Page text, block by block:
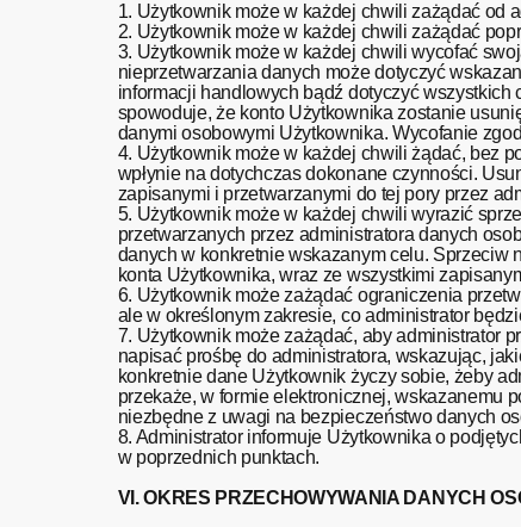
1. Użytkownik może w każdej chwili zażądać od
2. Użytkownik może w każdej chwili zażądać
3. Użytkownik może w każdej chwili wycofać
nieprzetwarzania danych może dotyczyć
informacji handlowych bądź dotyczyć
spowoduje, że konto Użytkownika zostanie
danymi osobowymi Użytkownika. Wycofanie
4. Użytkownik może w każdej chwili żądać, bez
wpłynie na dotychczas dokonane czynności.
zapisanymi i przetwarzanymi do tej pory przez
5. Użytkownik może w każdej chwili wyrazić
przetwarzanych przez administratora danych
danych w konkretnie wskazanym celu. Sprzeciw
konta Użytkownika, wraz ze wszystkimi
6. Użytkownik może zażądać ograniczenia
ale w określonym zakresie, co administrator
7. Użytkownik może zażądać, aby administrator
napisać prośbę do administratora, wskazując,
konkretnie dane Użytkownik życzy sobie, żeby
przekaże, w formie elektronicznej, wskazanemu
niezbędne z uwagi na bezpieczeństwo danych
8. Administrator informuje Użytkownika o
w poprzednich punktach.
VI. OKRES PRZECHOWYWANIA DANYCH